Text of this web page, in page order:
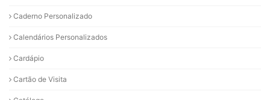
Caderno Personalizado
Calendários Personalizados
Cardápio
Cartão de Visita